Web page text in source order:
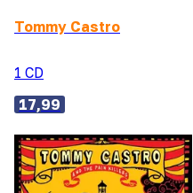
Tommy Castro
1 CD
17,99